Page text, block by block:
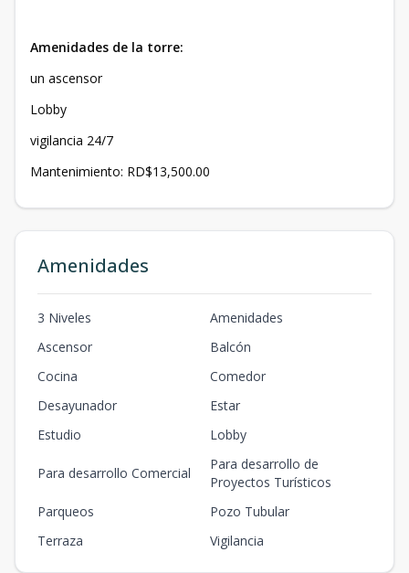
Amenidades de la torre:
un ascensor
Lobby
vigilancia 24/7
Mantenimiento: RD$13,500.00
Amenidades
3 Niveles
Amenidades
Ascensor
Balcón
Cocina
Comedor
Desayunador
Estar
Estudio
Lobby
Para desarrollo Comercial
Para desarrollo de
Proyectos Turísticos
Parqueos
Pozo Tubular
Terraza
Vigilancia